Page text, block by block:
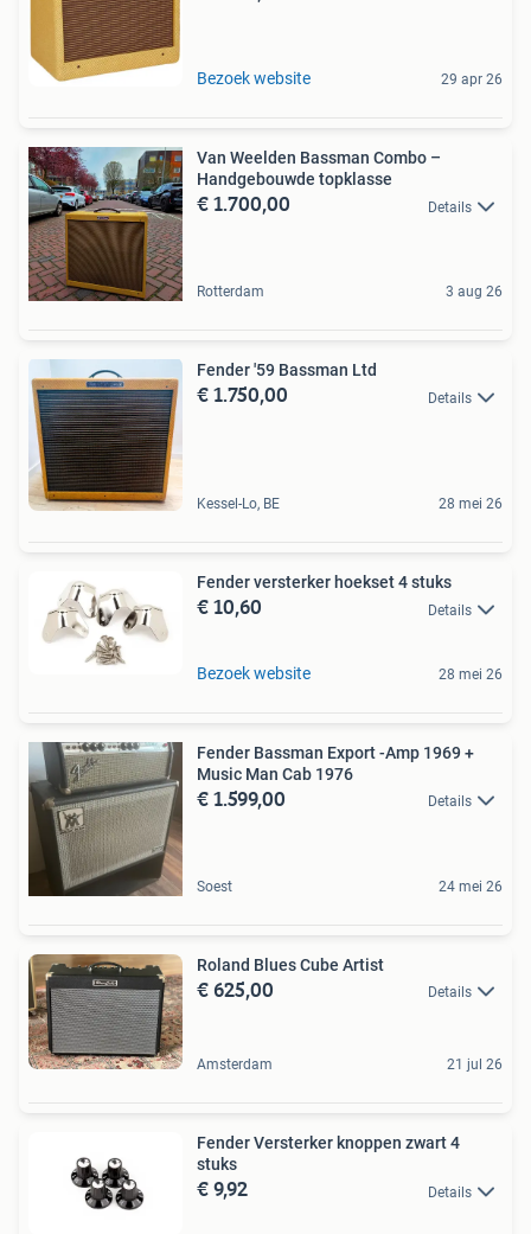
Bezoek website 29 apr 26
Van Weelden Bassman Combo –
Handgebouwde topklasse
€ 1.700,00 Details
Rotterdam 3 aug 26
Fender '59 Bassman Ltd
€ 1.750,00 Details
Kessel-Lo, BE 28 mei 26
Fender versterker hoekset 4 stuks
€ 10,60 Details
Bezoek website 28 mei 26
Fender Bassman Export -Amp 1969 +
Music Man Cab 1976
€ 1.599,00 Details
Soest 24 mei 26
Roland Blues Cube Artist
€ 625,00 Details
Amsterdam 21 jul 26
Fender Versterker knoppen zwart 4
stuks
€ 9,92 Details